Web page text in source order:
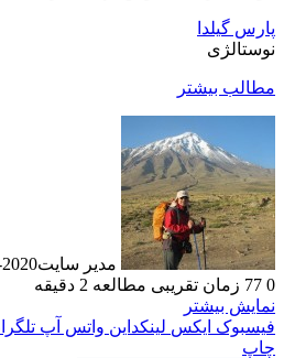
پارس گیلدا
نوستالژی
مطالب بیشتر
مدیر سایت2020-08-13
0
زمان تقریبی مطالعه 2 دقیقه
نمایش بیشتر
فیسبوک ایکس لینکداین واتس آپ
چاپ